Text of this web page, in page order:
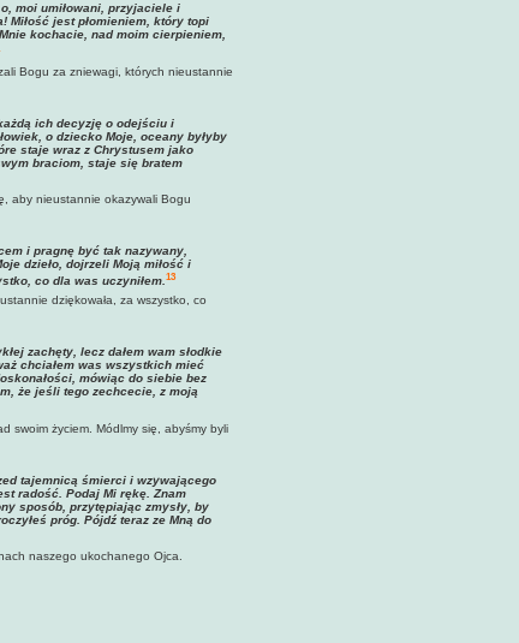
moi umiłowani, przyjaciele i
Miłość jest płomieniem, który topi
kochacie, nad moim cierpieniem,
Bogu za zniewagi, których nieustannie
ich decyzję o odejściu i
o dziecko Moje, oceany byłyby
staje wraz z Chrystusem jako
braciom, staje się bratem
aby nieustannie okazywali Bogu
i pragnę być tak nazywany,
dzieło, dojrzeli Moją miłość i
co dla was uczyniłem. 13
dziękowała, za wszystko, co
zachęty, lecz dałem wam słodkie
chciałem was wszystkich mieć
mówiąc do siebie bez
że jeśli tego zechcecie, z moją
swoim życiem. Módlmy się, abyśmy byli
tajemnicą śmierci i wzywającego
radość. Podaj Mi rękę. Znam
sposób, przytępiając zmysły, by
próg. Pójdź teraz ze Mną do
naszego ukochanego Ojca.